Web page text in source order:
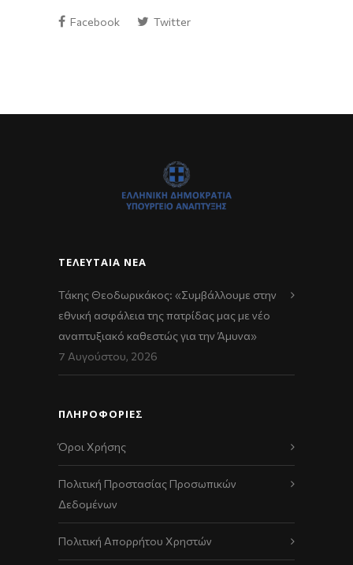
Facebook Twitter
ΤΕΛΕΥΤΑΊΑ ΝΈΑ
Τάκης Θεοδωρικάκος: «Συμβάλλουμε στην
εθνική ασφάλεια της πατρίδας μας με νέο
αναπτυξιακό καθεστώς για την Άμυνα»
7 Αυγούστου, 2026
ΠΛΗΡΟΦΟΡΙΕΣ
Όροι Χρήσης
Πολιτική Προστασίας Προσωπικών
Δεδομένων
Πολιτική Απορρήτου Χρηστών